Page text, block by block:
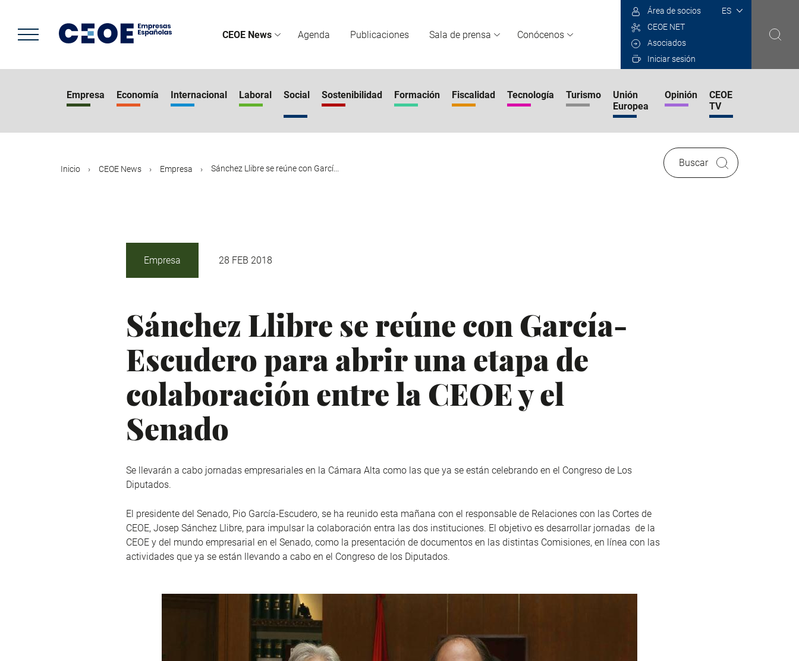
contenido
principal
CEOE News Agenda Publicaciones Sala de prensa Conócenos
Select
Área de socios
CEOE NET
Asociados
Iniciar sesión
Empresa Economía Internacional Laboral Social Sostenibilidad Formación Fiscalidad Tecnología Turismo
Unión
Europea
Opinión
CEOE
TV
Inicio CEOE News Empresa Sánchez Llibre se reúne con Garcí...
Buscar
Empresa 28 FEB 2018
Sánchez Llibre se reúne con García-
Escudero para abrir una etapa de
colaboración entre la CEOE y el
Senado
Se llevarán a cabo jornadas empresariales en la Cámara Alta como las que ya se están celebrando en el Congreso de Los
Diputados.
El presidente del Senado, Pio García-Escudero, se ha reunido esta mañana con el responsable de Relaciones con las Cortes de
CEOE, Josep Sánchez Llibre, para impulsar la colaboración entra las dos instituciones. El objetivo es desarrollar jornadas de la
CEOE y del mundo empresarial en el Senado, como la presentación de documentos en las distintas Comisiones, en línea con las
actividades que ya se están llevando a cabo en el Congreso de los Diputados.